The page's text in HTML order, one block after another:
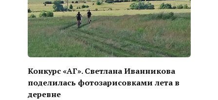
Конкурс «АГ». Светлана Иванникова
поделилась фотозарисовками лета в
деревне